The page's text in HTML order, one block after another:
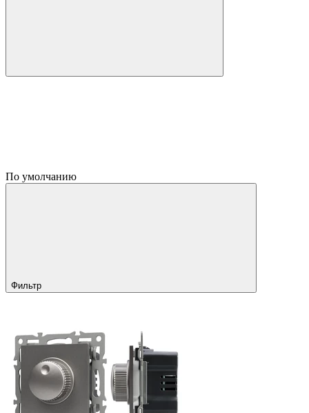
По умолчанию
Фильтр